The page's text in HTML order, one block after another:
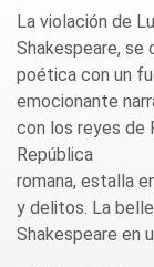
La violación de
Shakespeare, se
poética con un
emocionante
con los reyes de
República
romana, estalla
y delitos. La
Shakespeare en